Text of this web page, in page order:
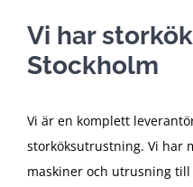
Vi har
Stockholm
Vi är en komplett
storköksutrustning. Vi har
maskiner och utrusning till